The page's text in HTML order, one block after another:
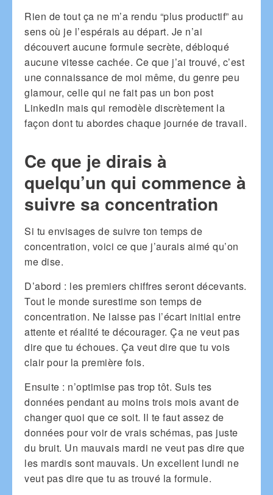
Rien de tout ça ne m’a rendu “plus productif” au
sens où je l’espérais au départ. Je n’ai
découvert aucune formule secrète, débloqué
aucune vitesse cachée. Ce que j’ai trouvé, c’est
une connaissance de moi même, du genre peu
glamour, celle qui ne fait pas un bon post
LinkedIn mais qui remodèle discrètement la
façon dont tu abordes chaque journée de travail.
Ce que je dirais à
quelqu’un qui commence à
suivre sa concentration
Si tu envisages de suivre ton temps de
concentration, voici ce que j’aurais aimé qu’on
me dise.
D’abord : les premiers chiffres seront décevants.
Tout le monde surestime son temps de
concentration. Ne laisse pas l’écart initial entre
attente et réalité te décourager. Ça ne veut pas
dire que tu échoues. Ça veut dire que tu vois
clair pour la première fois.
Ensuite : n’optimise pas trop tôt. Suis tes
données pendant au moins trois mois avant de
changer quoi que ce soit. Il te faut assez de
données pour voir de vrais schémas, pas juste
du bruit. Un mauvais mardi ne veut pas dire que
les mardis sont mauvais. Un excellent lundi ne
veut pas dire que tu as trouvé la formule.